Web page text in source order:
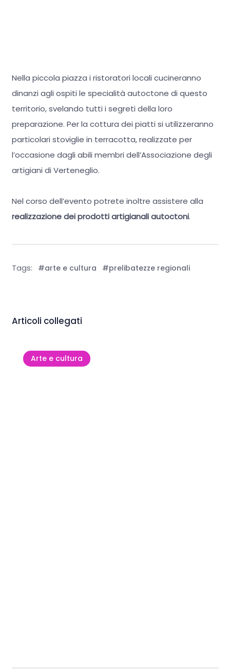
Nella piccola piazza i ristoratori locali cucineranno
dinanzi agli ospiti le specialità autoctone di questo
territorio, svelando tutti i segreti della loro
preparazione. Per la cottura dei piatti si utilizzeranno
particolari stoviglie in terracotta, realizzate per
l’occasione dagli abili membri dell’Associazione degli
artigiani di Verteneglio.
Nel corso dell’evento potrete inoltre assistere alla
realizzazione dei prodotti artigianali autoctoni.
Tags: #arte e cultura #prelibatezze regionali
Articoli collegati
Arte e cultura